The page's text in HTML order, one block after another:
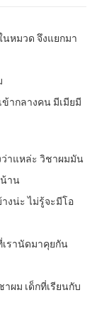
หมวด จึงแยกมา
ากลางคน มีเมียมี
ว่าแหล่ะ วิชาผมมัน
าน
งน่ะ ไม่รู้จะมีโอ
เรานัดมาคุยกัน
ผม เด็กที่เรียนกับ